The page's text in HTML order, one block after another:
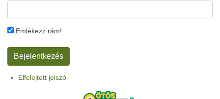
Emlékezz rám!
Elfelejtett jelszó